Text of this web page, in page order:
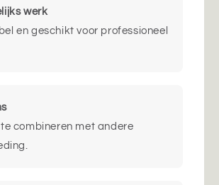
werk
en geschikt voor professioneel
combineren met andere